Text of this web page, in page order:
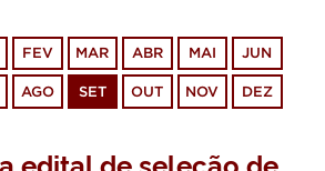
FEV MAR ABR MAI JUN
AGO SET OUT NOV DEZ
edital de seleção de